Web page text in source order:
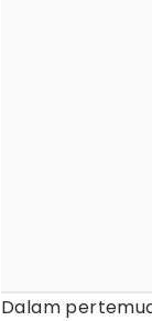
Dalam